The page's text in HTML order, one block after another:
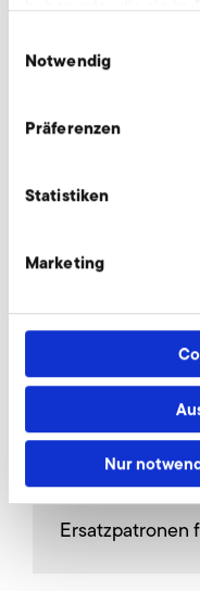
Notwendig
Präferenzen
Statistiken
Marketing
Nur
AirKnife
Drosselklappen
Ersatzpatronen